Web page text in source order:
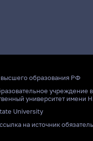
образования РФ
учреждение
университет имени
University
на источник